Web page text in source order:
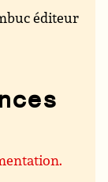
éditeur